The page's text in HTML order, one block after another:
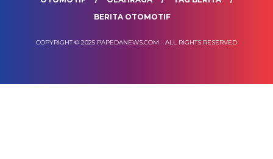
BERITA OTOMOTIF
COPYRIGHT © 2025 PAPEDANEWS.COM - ALL RIGHTS RESERVED